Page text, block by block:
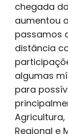
chegada
aumentou
passamos
distância
algumas
para
Agricultura,
Regional e